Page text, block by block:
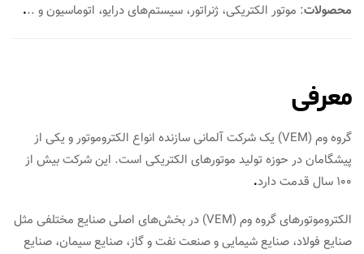
محصولات: موتور الکتریکی، ژنراتور، سیستم‌های درایو، اتوماسیون و ...
معرفی
گروه وم (VEM) یک شرکت آلمانی سازنده انواع الکتروموتور و یکی از
پیشگامان در حوزه تولید موتورهای الکتریکی است. این شرکت بیش از
100 سال قدمت دارد
.
الکتروموتورهای گروه وم (VEM) در بخش‌های اصلی صنایع مختلفی مثل
صنایع فولاد، صنایع شیمایی و صنعت نفت و گاز، صنایع سیمان، صنایع